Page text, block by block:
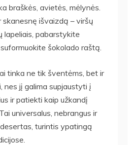
braškės, avietės, mėlynės.
skanesnę išvaizdą – viršų
lapeliais, pabarstykite
šokolado raštą.
tinka ne tik šventėms, bet ir
nes jį galima supjaustyti į
ir patiekti kaip užkandį
universalus, nebrangus ir
turintis ypatingą